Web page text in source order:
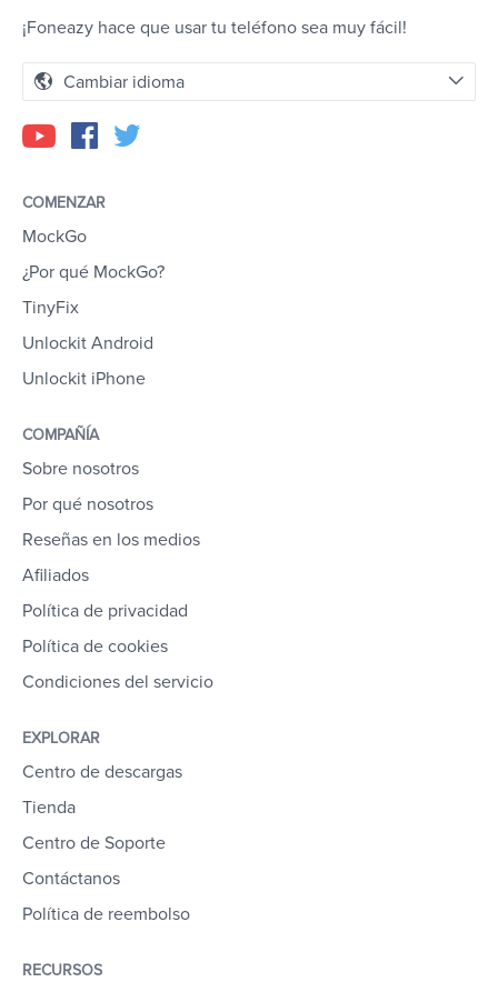
¡Foneazy hace que usar tu teléfono sea muy fácil!
Cambiar idioma
COMENZAR
MockGo
¿Por qué MockGo?
TinyFix
Unlockit Android
Unlockit iPhone
COMPAÑÍA
Sobre nosotros
Por qué nosotros
Reseñas en los medios
Afiliados
Política de privacidad
Política de cookies
Condiciones del servicio
EXPLORAR
Centro de descargas
Tienda
Centro de Soporte
Contáctanos
Política de reembolso
RECURSOS